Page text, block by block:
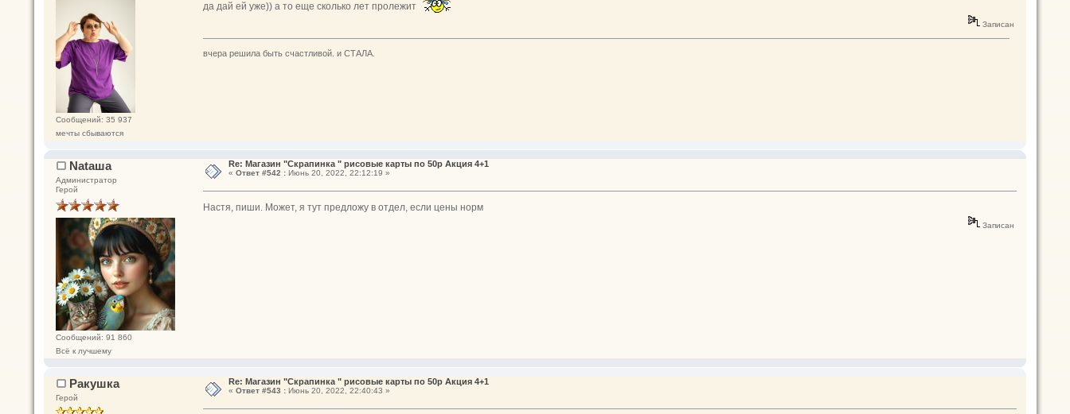
Сообщений: 35 937
мечты сбываются
да дай ей уже)) а то еще сколько лет пролежит
Записан
вчера решила быть счастливой. и СТАЛА.
Nataшa
Администратор
Герой
Сообщений: 91 860
Всё к лучшему
Re: Магазин "Скрапинка " рисовые карты по 50р Акция 4+1
« Ответ #542 :Июнь 20, 2022, 22:12:19 »
Настя, пиши. Может, я тут предложу в отдел, если цены норм
Записан
Ракушка
Герой
Re: Магазин "Скрапинка " рисовые карты по 50р Акция 4+1
« Ответ #543 :Июнь 20, 2022, 22:40:43 »